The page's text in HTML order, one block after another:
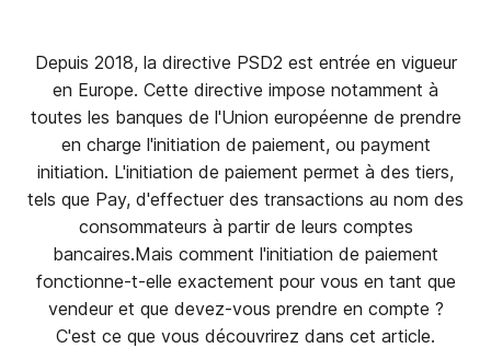
Depuis 2018, la directive PSD2 est entrée en vigueur
en Europe. Cette directive impose notamment à
toutes les banques de l'Union européenne de prendre
en charge l'initiation de paiement, ou payment
initiation. L'initiation de paiement permet à des tiers,
tels que Pay, d'effectuer des transactions au nom des
consommateurs à partir de leurs comptes
bancaires.Mais comment l'initiation de paiement
fonctionne-t-elle exactement pour vous en tant que
vendeur et que devez-vous prendre en compte ?
C'est ce que vous découvrirez dans cet article.